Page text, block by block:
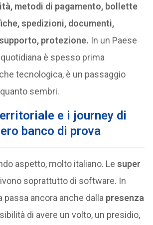
metodi di pagamento, bollette
spedizioni, documenti,
protezione. In un Paese
è spesso prima
tecnologica, è un passaggio
sembri.
e i journey di
banco di prova
aspetto, molto italiano. Lesuper
soprattutto di software. In
passa ancora anche dalla presenza
di avere un volto, un presidio,